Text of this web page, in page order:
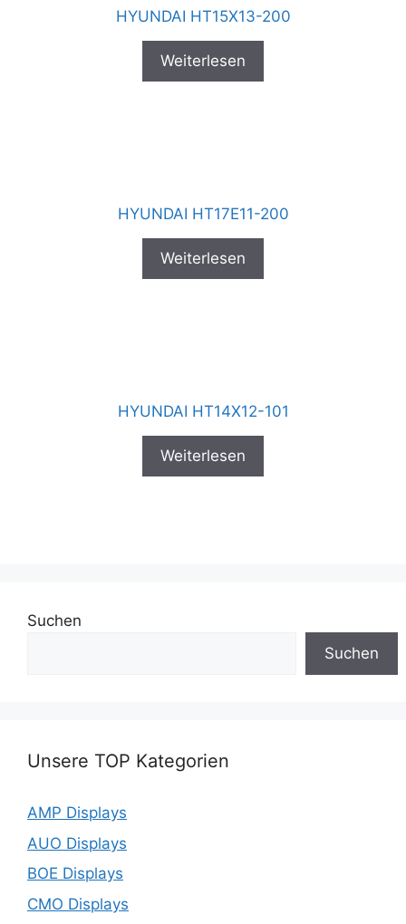
HYUNDAI HT15X13-200
Weiterlesen
HYUNDAI HT17E11-200
Weiterlesen
HYUNDAI HT14X12-101
Weiterlesen
Suchen
Suchen
Unsere TOP Kategorien
AMP Displays
AUO Displays
BOE Displays
CMO Displays